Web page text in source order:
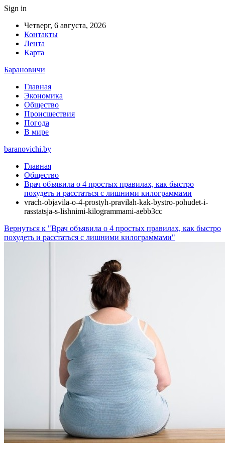
Sign in
Четверг, 6 августа, 2026
Контакты
Лента
Карта
Барановичи
Главная
Экономика
Общество
Происшествия
Погода
В мире
baranovichi.by
Главная
Общество
Врач объявила о 4 простых правилах, как быстро
похудеть и расстаться с лишними килограммами
vrach-objavila-o-4-prostyh-pravilah-kak-bystro-pohudet-i-
rasstatsja-s-lishnimi-kilogrammami-aebb3cc
Вернуться к "Врач объявила о 4 простых правилах, как быстро
похудеть и расстаться с лишними килограммами"